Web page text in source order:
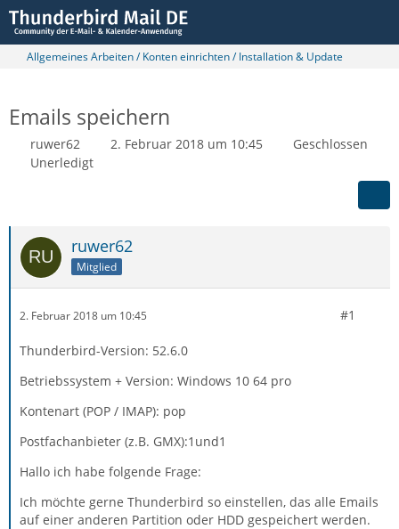
Allgemeines Arbeiten / Konten einrichten / Installation & Update
Emails speichern
ruwer62 2. Februar 2018 um 10:45
Geschlossen
Unerledigt
ruwer62
Mitglied
2. Februar 2018 um 10:45 #1
Thunderbird-Version: 52.6.0
Betriebssystem + Version: Windows 10 64 pro
Kontenart (POP / IMAP): pop
Postfachanbieter (z.B. GMX):1und1
Hallo ich habe folgende Frage:
Ich möchte gerne Thunderbird so einstellen, das alle Emails
auf einer anderen Partition oder HDD gespeichert werden.